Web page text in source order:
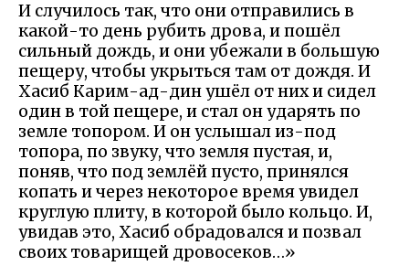
И случилось так, что они отправились в
какой-то день рубить дрова, и пошёл
сильный дождь, и они убежали в большую
пещеру, чтобы укрыться там от дождя. И
Хасиб Карим-ад-дин ушёл от них и сидел
один в той пещере, и стал он ударять по
земле топором. И он услышал из-под
топора, по звуку, что земля пустая, и,
поняв, что под землёй пусто, принялся
копать и через некоторое время увидел
круглую плиту, в которой было кольцо. И,
увидав это, Хасиб обрадовался и позвал
своих товарищей дровосеков…»